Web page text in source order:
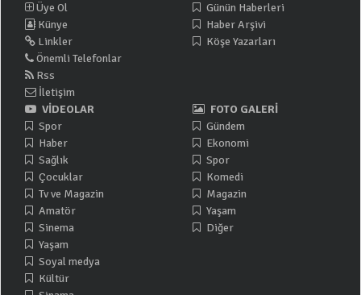
Üye Ol
Künye
Linkler
Önemli Telefonlar
Rss
İletişim
Günün Haberleri
Haber Arşivi
Köşe Yazarları
VİDEOLAR
Spor
Haber
Sağlık
Çocuklar
Tv ve Magazin
Amatör
Sinema
Yaşam
Soyal medya
Kültür
FOTO GALERİ
Gündem
Ekonomi
Spor
Komedi
Magazin
Yaşam
Diğer